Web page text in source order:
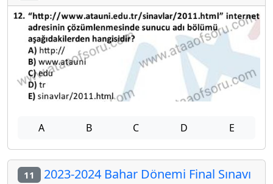
A B C D E
11 2023-2024 Bahar Dönemi Final Sınavı